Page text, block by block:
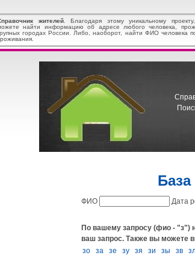
жителей. Благодаря этому уникальному
найти информацию об адресе любого человека,
городах России. Либо, наоборот, найти ФИО человека
ФИО Дата
По вашему запросу (фио - "з")
ваш запрос. Также вы можете
зо
за зе зу зя зи зы зв